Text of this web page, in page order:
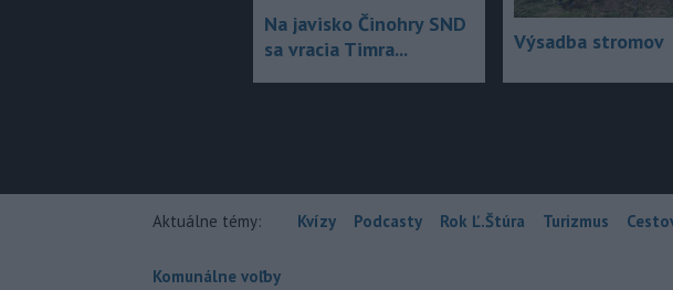
Na javisko Činohry SND
sa vracia Timra...
Výsadba stromov
Aktuálne témy: Kvízy Podcasty Rok Ľ.Štúra Turizmus
Komunálne voľby